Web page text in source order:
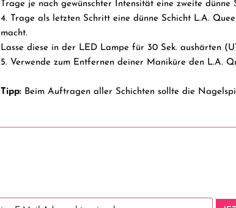
Trage je nach gewünschter Intensität eine zweite
4. Trage als letzten Schritt eine dünne Schicht L.A.
macht.
Lasse diese in der LED Lampe für 30 Sek. aushärten
5. Verwende zum Entfernen deiner Maniküre den L.A.
Tipp: Beim Auftragen aller Schichten sollte die